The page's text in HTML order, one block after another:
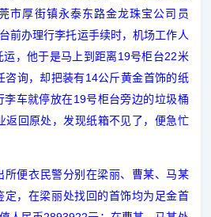
市厚街镇永泰东路金龙珠宝公司员
前办理行李托运手续时，机场工作人
运，他于是马上到距离19号柜台22米
咨询，却把装有14公斤黄金首饰的纸
李车就停放在19号柜台旁边的垃圾桶
返回原处，发现纸箱不见了，便急忙
所便衣民警分别在梁丽、曹某、马某
定，在梁丽处找回的首饰均为足金首